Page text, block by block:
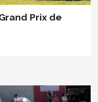
Prix de